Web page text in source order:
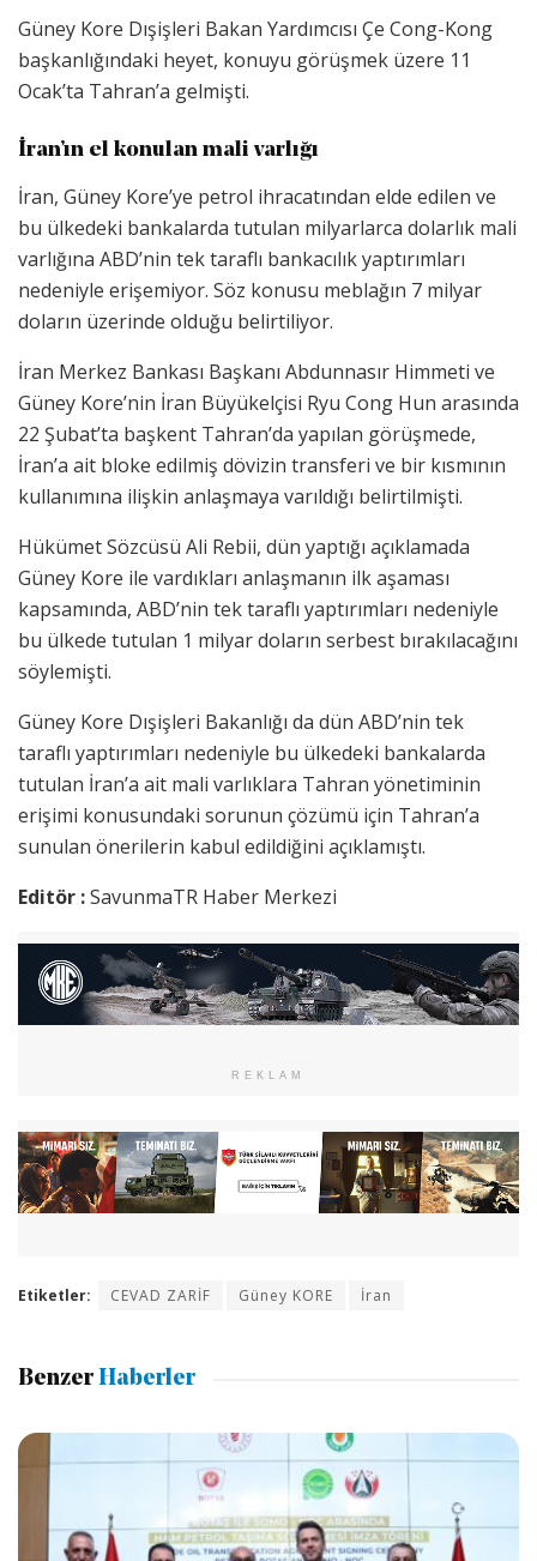
Güney Kore Dışişleri Bakan Yardımcısı Çe Cong-Kong
başkanlığındaki heyet, konuyu görüşmek üzere 11
Ocak’ta Tahran’a gelmişti.
İran’ın el konulan mali varlığı
İran, Güney Kore’ye petrol ihracatından elde edilen ve
bu ülkedeki bankalarda tutulan milyarlarca dolarlık mali
varlığına ABD’nin tek taraflı bankacılık yaptırımları
nedeniyle erişemiyor. Söz konusu meblağın 7 milyar
doların üzerinde olduğu belirtiliyor.
İran Merkez Bankası Başkanı Abdunnasır Himmeti ve
Güney Kore’nin İran Büyükelçisi Ryu Cong Hun arasında
22 Şubat’ta başkent Tahran’da yapılan görüşmede,
İran’a ait bloke edilmiş dövizin transferi ve bir kısmının
kullanımına ilişkin anlaşmaya varıldığı belirtilmişti.
Hükümet Sözcüsü Ali Rebii, dün yaptığı açıklamada
Güney Kore ile vardıkları anlaşmanın ilk aşaması
kapsamında, ABD’nin tek taraflı yaptırımları nedeniyle
bu ülkede tutulan 1 milyar doların serbest bırakılacağını
söylemişti.
Güney Kore Dışişleri Bakanlığı da dün ABD’nin tek
taraflı yaptırımları nedeniyle bu ülkedeki bankalarda
tutulan İran’a ait mali varlıklara Tahran yönetiminin
erişimi konusundaki sorunun çözümü için Tahran’a
sunulan önerilerin kabul edildiğini açıklamıştı.
Editör :SavunmaTR Haber Merkezi
REKLAM
Etiketler: CEVAD ZARİF Güney KORE İran
Benzer Haberler